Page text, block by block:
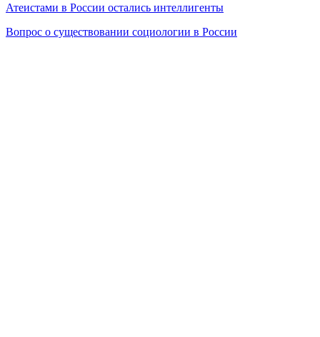
Атеистами в России остались интеллигенты
Вопрос о существовании социологии в России